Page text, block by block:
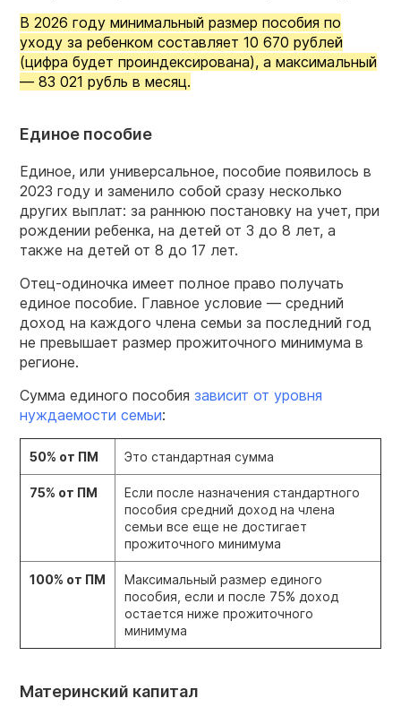
В 2026 году минимальный размер пособия по
уходу за ребенком составляет 10 670 рублей
(цифра будет проиндексирована), а максимальный
— 83 021 рубль в месяц.
Единое пособие
Единое, или универсальное, пособие появилось в
2023 году и заменило собой сразу несколько
других выплат: за раннюю постановку на учет, при
рождении ребенка, на детей от 3 до 8 лет, а
также на детей от 8 до 17 лет.
Отец-одиночка имеет полное право получать
единое пособие. Главное условие — средний
доход на каждого члена семьи за последний год
не превышает размер прожиточного минимума в
регионе.
Сумма единого пособия зависит от уровня
нуждаемости семьи:
50% от ПМ Это стандартная сумма
75% от ПМ
Если после назначения стандартного
пособия средний доход на члена
семьи все еще не достигает
прожиточного минимума
100% от ПМ
Максимальный размер единого
пособия, если и после 75% доход
остается ниже прожиточного
минимума
Материнский капитал